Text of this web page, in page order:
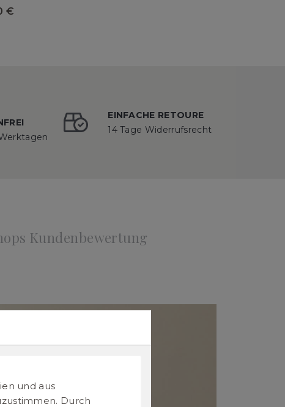
€
EINFACHE RETOURE
14 Tage Widerrufsrecht
Kundenbewertung
und aus
Durch